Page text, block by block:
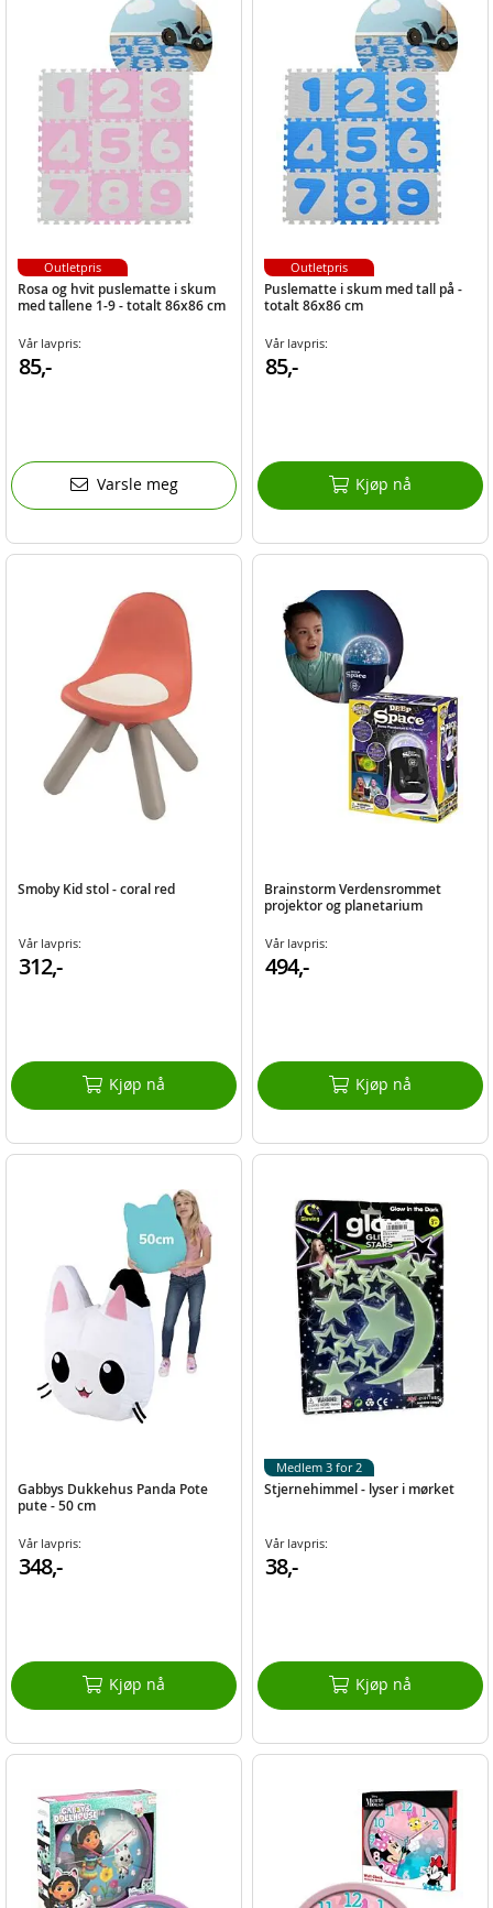
Rosa og hvit puslematte i skum
med tallene 1-9 - totalt 86x86 cm
Vår lavpris:
85,-
Varsle meg
Outletpris
Puslematte i skum med tall på -
totalt 86x86 cm
Vår lavpris:
85,-
Kjøp nå
Outletpris
Smoby Kid stol - coral red
Vår lavpris:
312,-
Kjøp nå
Brainstorm Verdensrommet
projektor og planetarium
Vår lavpris:
494,-
Kjøp nå
Gabbys Dukkehus Panda Pote
pute - 50 cm
Vår lavpris:
348,-
Kjøp nå
Stjernehimmel - lyser i mørket
Vår lavpris:
38,-
Kjøp nå
Medlem 3 for 2